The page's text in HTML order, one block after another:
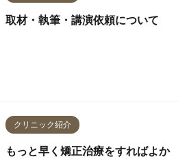
取材・執筆・講演依頼について
クリニック紹介
もっと早く矯正治療をすればよか